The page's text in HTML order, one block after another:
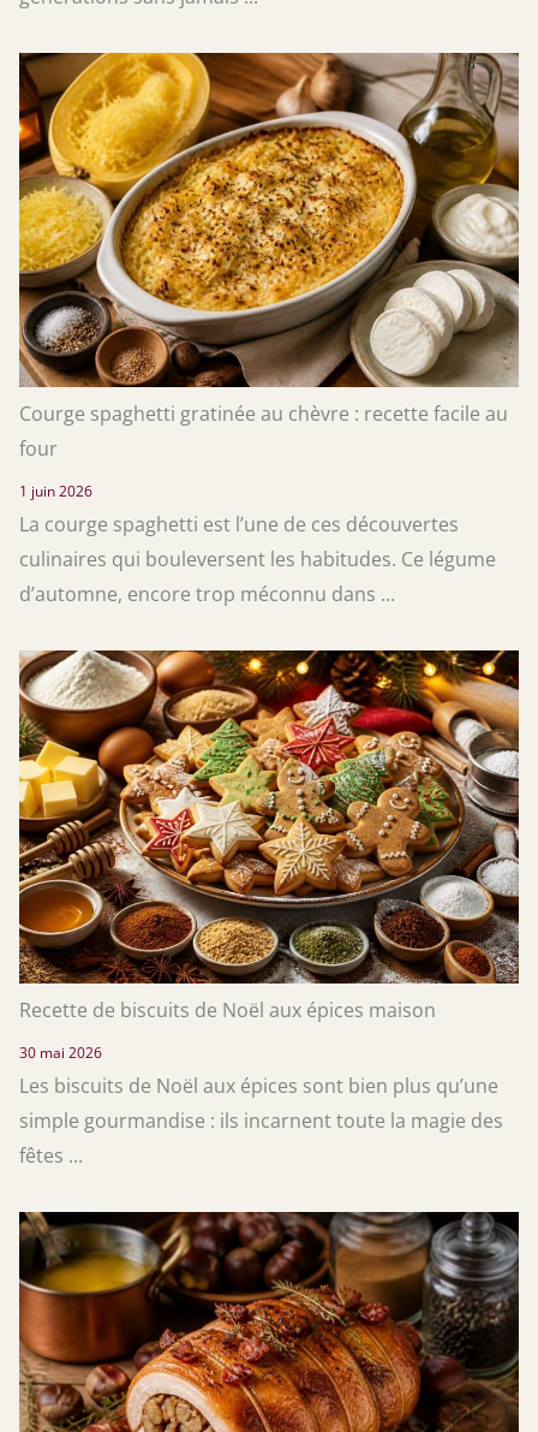
Courge spaghetti gratinée au chèvre : recette facile au
four
1 juin 2026
La courge spaghetti est l’une de ces découvertes
culinaires qui bouleversent les habitudes. Ce légume
d’automne, encore trop méconnu dans ...
Recette de biscuits de Noël aux épices maison
30 mai 2026
Les biscuits de Noël aux épices sont bien plus qu’une
simple gourmandise : ils incarnent toute la magie des
fêtes ...